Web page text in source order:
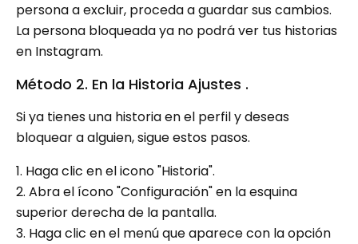
persona a excluir, proceda a guardar sus cambios.
La persona bloqueada ya no podrá ver tus historias
en Instagram.
Método 2. En la Historia Ajustes .
Si ya tienes una historia en el perfil y deseas
bloquear a alguien, sigue estos pasos.
1. Haga clic en el icono "Historia".
2. Abra el ícono "Configuración" en la esquina
superior derecha de la pantalla.
3. Haga clic en el menú que aparece con la opción